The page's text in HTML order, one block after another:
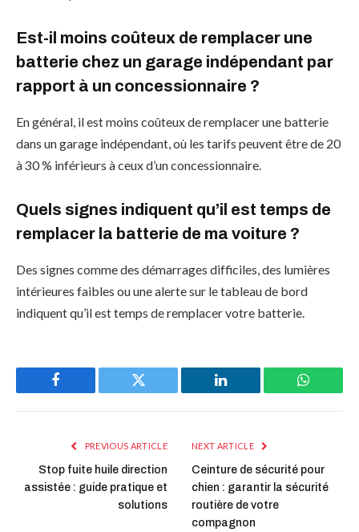
Est-il moins coûteux de remplacer une
batterie chez un garage indépendant par
rapport à un concessionnaire ?
En général, il est moins coûteux de remplacer une batterie
dans un garage indépendant, où les tarifs peuvent être de 20
à 30 % inférieurs à ceux d’un concessionnaire.
Quels signes indiquent qu’il est temps de
remplacer la batterie de ma voiture ?
Des signes comme des démarrages difficiles, des lumières
intérieures faibles ou une alerte sur le tableau de bord
indiquent qu’il est temps de remplacer votre batterie.
Facebook Twitter LinkedIn
PREVIOUS ARTICLE
Stop fuite huile direction
assistée : guide pratique et
solutions
NEXT ARTICLE
Ceinture de sécurité pour
chien : garantir la sécurité
routière de votre
compagnon